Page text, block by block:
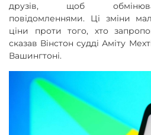
друзів, щоб
повідомленнями. Ці зміни
ціни проти того, хто
сказав Вінстон судді Аміту
Вашингтоні.